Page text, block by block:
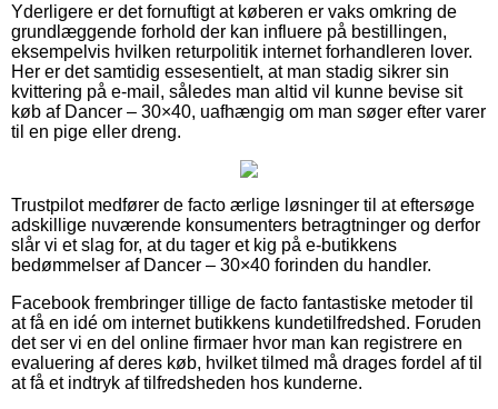
Yderligere er det fornuftigt at køberen er vaks omkring de
grundlæggende forhold der kan influere på bestillingen,
eksempelvis hvilken returpolitik internet forhandleren lover.
Her er det samtidig essesentielt, at man stadig sikrer sin
kvittering på e-mail, således man altid vil kunne bevise sit
køb af Dancer – 30×40, uafhængig om man søger efter varer
til en pige eller dreng.
Trustpilot medfører de facto ærlige løsninger til at eftersøge
adskillige nuværende konsumenters betragtninger og derfor
slår vi et slag for, at du tager et kig på e-butikkens
bedømmelser af Dancer – 30×40 forinden du handler.
Facebook frembringer tillige de facto fantastiske metoder til
at få en idé om internet butikkens kundetilfredshed. Foruden
det ser vi en del online firmaer hvor man kan registrere en
evaluering af deres køb, hvilket tilmed må drages fordel af til
at få et indtryk af tilfredsheden hos kunderne.